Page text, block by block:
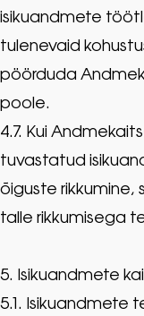
isikuandmete
tulenevaid
pöörduda
poole.
4.7. Kui
tuvastatud
õiguste rikkumine,
talle rikkumisega
5. Isikuandmete
5.1. Isikuandmete